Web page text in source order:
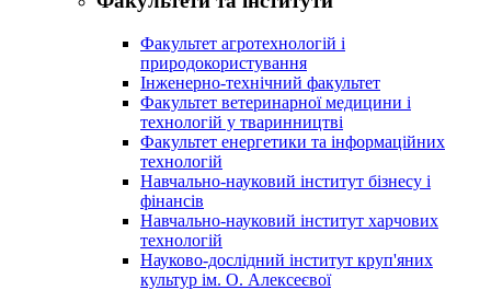
Факультет агротехнологій і
природокористування
Інженерно-технічний факультет
Факультет ветеринарної медицини і
технологій у тваринництві
Факультет енергетики та інформаційних
технологій
Навчально-науковий інститут бізнесу і
фінансів
Навчально-науковий інститут харчових
технологій
Науково-дослідний інститут круп'яних
культур ім. О. Алексеєвої